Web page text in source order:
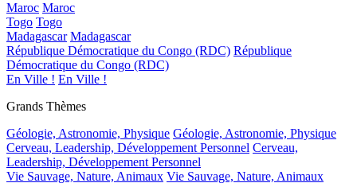
Maroc Maroc
Togo Togo
Madagascar Madagascar
République Démocratique du Congo (RDC) République
Démocratique du Congo (RDC)
En Ville ! En Ville !
Grands Thèmes
Géologie, Astronomie, Physique Géologie, Astronomie, Physique
Cerveau, Leadership, Développement Personnel Cerveau,
Leadership, Développement Personnel
Vie Sauvage, Nature, Animaux Vie Sauvage, Nature, Animaux